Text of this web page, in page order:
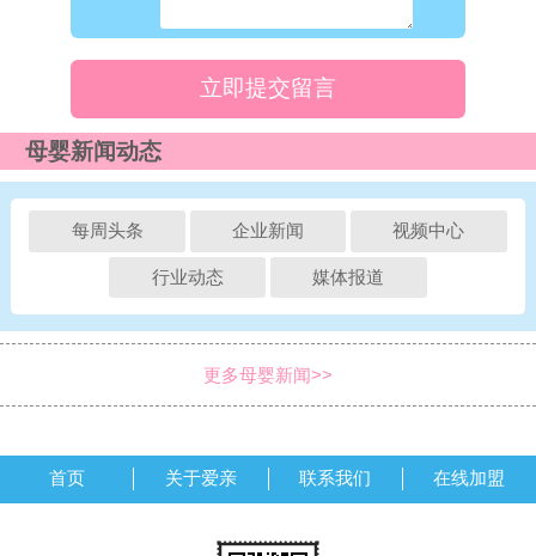
立即提交留言
母婴新闻动态
每周头条 企业新闻 视频中心
行业动态 媒体报道
更多母婴新闻>>
首页 关于爱亲 联系我们 在线加盟